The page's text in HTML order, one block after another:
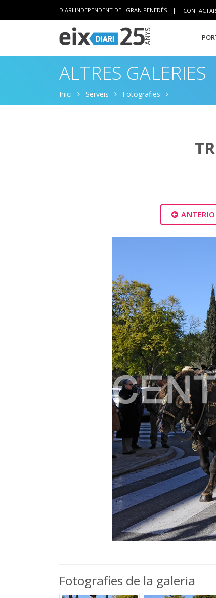
DIARI INDEPENDENT DEL GRAN PENEDÈS | CONTACTAR
ALTRES GALERIES
Inici Serveis Fotografies
Fotografies de la galeria